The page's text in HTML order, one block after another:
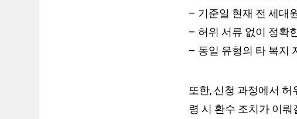
– 기준일 현재 전 세대
– 허위 서류 없이 정확
– 동일 유형의 타 복지
또한, 신청 과정에서
령 시 환수 조치가 이뤄